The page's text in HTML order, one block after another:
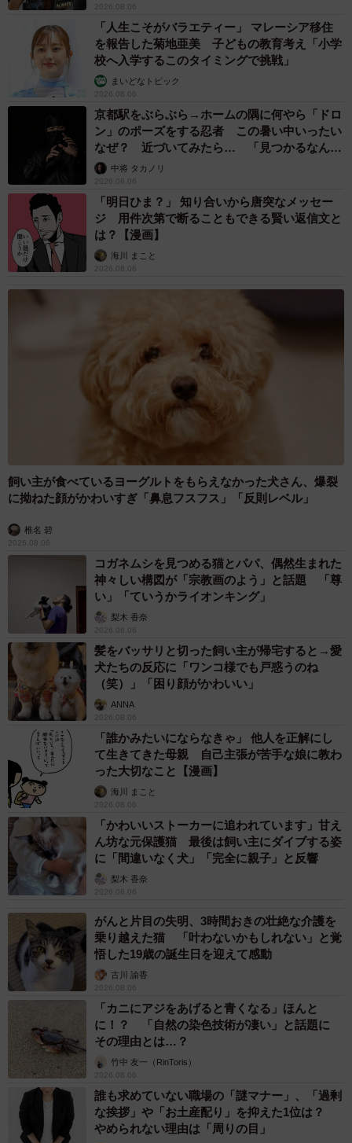
6/8
店内には気になる猫雑貨がいっぱい（左上）、山根さんはカギをモデル
にデザインしたステッカーなどのグッズも販売。「墨の濃淡が好きで、
黒猫はまさにモチーフにぴったり。カギはいつも創作のインスピレーシ
ョンを与えてくれています」（右上）、今は人なつこい白猫のしろゑが
看板猫を務めていることが多い（左下）、店はJR南小倉駅から徒歩約１
５分の住宅街にある（右下）
パッと見はわかりにくいが、触るとカギしっぽなのがわかる
でしたが、カギがいてくれたおかげで、猫作家さんやお客
さんなどいろんな方々との縁や交流の輪が広がって、こう
す。「黒猫は幸運を招く」といいますがまさにそう。猫が
カラスに襲われたという話は聞いたことがありましたが、
実際、自分がそういう状況の赤ちゃん猫を助けるなんて夢
にも思いませんでした。私と主人には子どもがいないの
で、カギは大切な娘です。これからも「カギしっぽ」で幸
運をひっかけてきてほしいです。
凛々しい表情でたたずむカギ。「黒猫の魅力をもっと伝えたい」（山根
さん）
【店名】猫雑貨とギャラリーの店「ハイツくろねこ」
【住所】福岡県北九州市小倉北区篠崎2-25-1
【X,インスタグラム】@haitsukuroneko
2026.08.06
「人生こそがバラエティー」 マレーシア移住
を報告した菊地亜美 子どもの教育考え「小学
校へ入学するこのタイミングで挑戦」
まいどなトピック
2026.08.06
京都駅をぶらぶら→ホームの隅に何やら「ドロ
ン」のポーズをする忍者 この暑い中いったい
なぜ？ 近づいてみたら… 「見つかるなんて
未熟」中将 タカノリ
2026.08.06
「明日ひま？」 知り合いから唐突なメッセー
ジ 用件次第で断ることもできる賢い返信文と
は？【漫画】
海川 まこと
2026.08.06
飼い主が食べているヨーグルトをもらえなかった犬さん、爆裂
に拗ねた顔がかわいすぎ「鼻息フスフス」「反則レベル」
椎名 碧
2026.08.06
コガネムシを見つめる猫とパパ、偶然生まれた
神々しい構図が「宗教画のよう」と話題 「尊
い」「ていうかライオンキング」
梨木 香奈
2026.08.06
髪をバッサリと切った飼い主が帰宅すると→愛
犬たちの反応に「ワンコ様でも戸惑うのね
（笑）」「困り顔がかわいい」
ANNA
2026.08.06
「誰かみたいにならなきゃ」 他人を正解にし
て生きてきた母親 自己主張が苦手な娘に教わ
った大切なこと【漫画】
海川 まこと
2026.08.06
「かわいいストーカーに追われています」甘え
ん坊な元保護猫 最後は飼い主にダイブする姿
に「間違いなく犬」「完全に親子」と反響
梨木 香奈
2026.08.06
がんと片目の失明、3時間おきの壮絶な介護を
乗り越えた猫 「叶わないかもしれない」と覚
悟した19歳の誕生日を迎えて感動
古川 諭香
2026.08.06
「カニにアジをあげると青くなる」ほんと
に！？ 「自然の染色技術が凄い」と話題に
その理由とは…？
竹中 友一（RinToris）
2026.08.06
誰も求めていない職場の「謎マナー」、「過剰
な挨拶」や「お土産配り」を抑えた1位は？
やめられない理由は「周りの目」